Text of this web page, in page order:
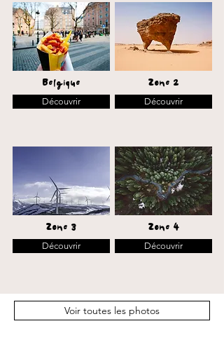
Belgique
Découvrir
Zone 3
Découvrir
Zone 2
Découvrir
Zone 4
Découvrir
Voir toutes les photos